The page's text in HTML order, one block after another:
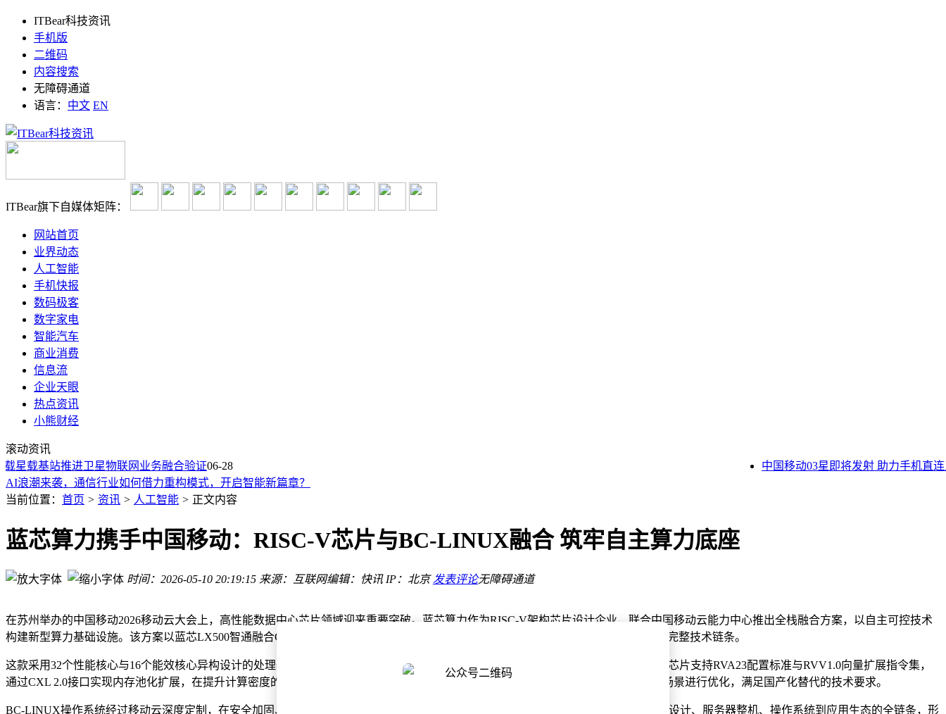
ITBear科技资讯
手机版
二维码
内容搜索
无障碍通道
语言： 中文 EN
ITBear旗下自媒体矩阵：
网站首页
业界动态
人工智能
手机快报
数码极客
数字家电
智能汽车
商业消费
信息流
企业天眼
热点资讯
小熊财经
滚动资讯
载基站推进卫星物联网业务融合验证06-28 中国移动03星即将发射 助力手机直连
iOS 27深化与Apple Intelligence整合 1H27新款低阶iPhone DRAM升级至9GB
AI短剧，今年最大融资出现了
梁文锋署名的DSpark，看懂这10个点就够了！
AI浪潮来袭，通信行业如何借力重构模式，开启智能新篇章？
Anthropic调研：约半数用户称AI已可承担一半以上的工作
“77万条未读消息”背后，是技术缺失的温度
梁文锋署名的DSpark，看懂这10个点就够了
管制有望放宽 Anthropic Fable 5最快下周恢复公众访问
iOS 27深化与Apple Intelligence整合 1H27新款低阶iPhone DRAM升级至9GB
当前位置： 首页 > 资讯 > 人工智能 > 正文内容
蓝芯算力携手中国移动：RISC-V芯片与BC-LINUX融合 筑牢自主算力底座
时间：2026-05-10 20:19:15 来源：互联网编辑：快讯 IP：北京 发表评论无障碍通道
在苏州举办的中国移动2026移动云大会上，高性能数据中心芯片领域迎来重要突破。蓝芯算力作为RISC-V架构芯片设计企业，联合中国移动云能力中心推出全栈融合方案，以自主可控技术
构建新型算力基础设施。该方案以蓝芯LX500智通融合CPU为核心，深度整合移动云优化的BC-LINUX操作系统，形成从芯片到生态的完整技术链条。
这款采用32个性能核心与16个能效核心异构设计的处理器，集成75TOPS（INT8精度）专用AI加速模块，实现片内AI推理的高效处理。芯片支持RVA23配置标准与RVV1.0向量扩展指令集，
通过CXL 2.0接口实现内存池化扩展，在提升计算密度的同时保障系统灵活性。其架构设计特别针对云计算、5G/6G通信及AI大模型等场景进行优化，满足国产化替代的技术要求。
BC-LINUX操作系统经过移动云深度定制，在安全加固、性能调优和生态适配方面形成差异化优势。双方联合开发的解决方案覆盖芯片设计、服务器整机、操作系统到应用生态的全链条，形